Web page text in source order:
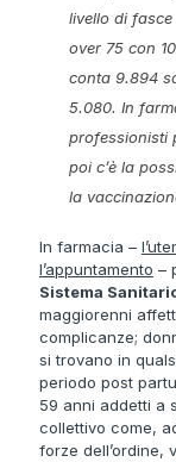
livello di fasce
over 75 con
conta 9.894
5.080. In
professionisti
poi c’è la
la
In farmacia –
l’appuntamento –
Sistema
maggiorenni
complicanze;
si trovano in
periodo post
59 anni addetti a
collettivo come,
forze dell’ordine,